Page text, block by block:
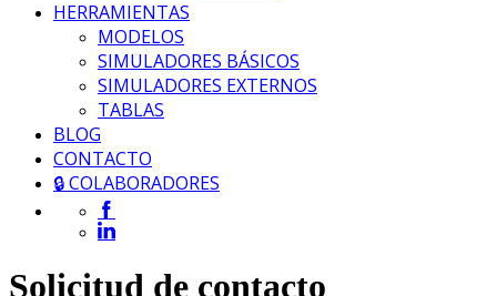
HERRAMIENTAS
MODELOS
SIMULADORES BÁSICOS
SIMULADORES EXTERNOS
TABLAS
BLOG
CONTACTO
🔒 COLABORADORES
Solicitud de contacto